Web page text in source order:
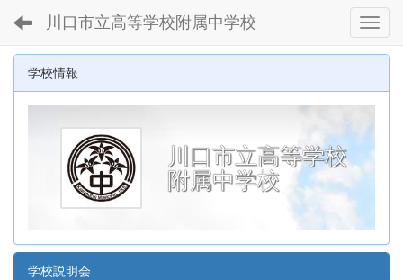
川口市立高等学校附属中学校
学校情報
川口市立高等学校
附属中学校
学校説明会